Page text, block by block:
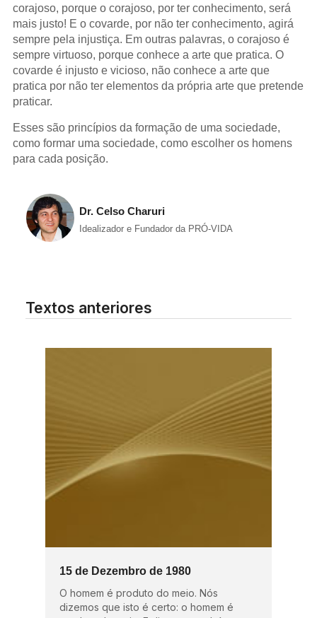
corajoso, porque o corajoso, por ter conhecimento, será
mais justo! E o covarde, por não ter conhecimento, agirá
sempre pela injustiça. Em outras palavras, o corajoso é
sempre virtuoso, porque conhece a arte que pratica. O
covarde é injusto e vicioso, não conhece a arte que
pratica por não ter elementos da própria arte que pretende
praticar.
Esses são princípios da formação de uma sociedade,
como formar uma sociedade, como escolher os homens
para cada posição.
Dr. Celso Charuri
Idealizador e Fundador da PRÓ-VIDA
Textos anteriores
15 de Dezembro de 1980
O homem é produto do meio. Nós
dizemos que isto é certo: o homem é